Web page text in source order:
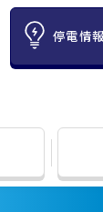
停電情報